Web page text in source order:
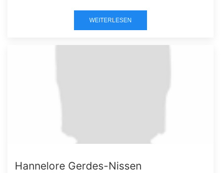
WEITERLESEN
Hannelore Gerdes-Nissen